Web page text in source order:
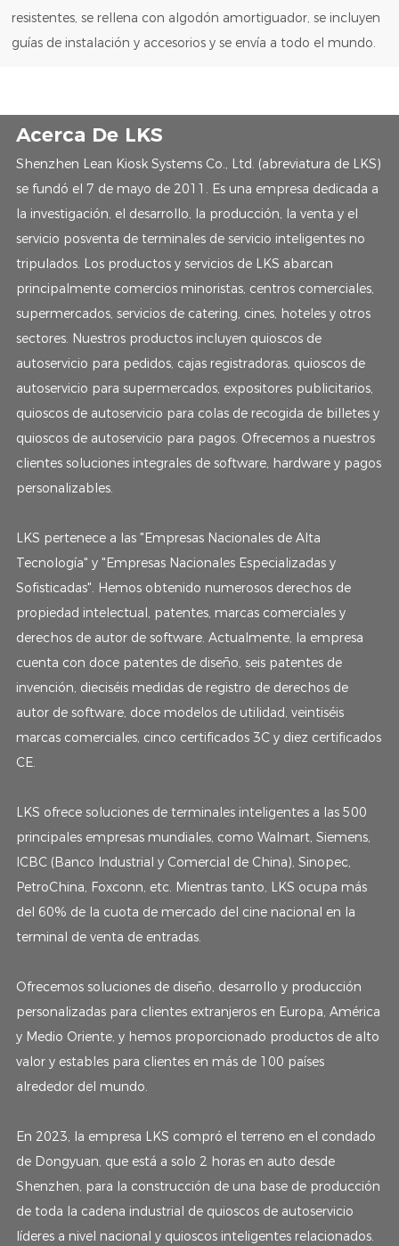
resistentes, se rellena con algodón amortiguador, se incluyen
guías de instalación y accesorios y se envía a todo el mundo.
Acerca De LKS
Shenzhen Lean Kiosk Systems Co., Ltd. (abreviatura de LKS)
se fundó el 7 de mayo de 2011. Es una empresa dedicada a
la investigación, el desarrollo, la producción, la venta y el
servicio posventa de terminales de servicio inteligentes no
tripulados. Los productos y servicios de LKS abarcan
principalmente comercios minoristas, centros comerciales,
supermercados, servicios de catering, cines, hoteles y otros
sectores. Nuestros productos incluyen quioscos de
autoservicio para pedidos, cajas registradoras, quioscos de
autoservicio para supermercados, expositores publicitarios,
quioscos de autoservicio para colas de recogida de billetes y
quioscos de autoservicio para pagos. Ofrecemos a nuestros
clientes soluciones integrales de software, hardware y pagos
personalizables.
LKS pertenece a las "Empresas Nacionales de Alta
Tecnología" y "Empresas Nacionales Especializadas y
Sofisticadas". Hemos obtenido numerosos derechos de
propiedad intelectual, patentes, marcas comerciales y
derechos de autor de software. Actualmente, la empresa
cuenta con doce patentes de diseño, seis patentes de
invención, dieciséis medidas de registro de derechos de
autor de software, doce modelos de utilidad, veintiséis
marcas comerciales, cinco certificados 3C y diez certificados
CE.
LKS ofrece soluciones de terminales inteligentes a las 500
principales empresas mundiales, como Walmart, Siemens,
ICBC (Banco Industrial y Comercial de China), Sinopec,
PetroChina, Foxconn, etc. Mientras tanto, LKS ocupa más
del 60% de la cuota de mercado del cine nacional en la
terminal de venta de entradas.
Ofrecemos soluciones de diseño, desarrollo y producción
personalizadas para clientes extranjeros en Europa, América
y Medio Oriente, y hemos proporcionado productos de alto
valor y estables para clientes en más de 100 países
alrededor del mundo.
En 2023, la empresa LKS compró el terreno en el condado
de Dongyuan, que está a solo 2 horas en auto desde
Shenzhen, para la construcción de una base de producción
de toda la cadena industrial de quioscos de autoservicio
líderes a nivel nacional y quioscos inteligentes relacionados.